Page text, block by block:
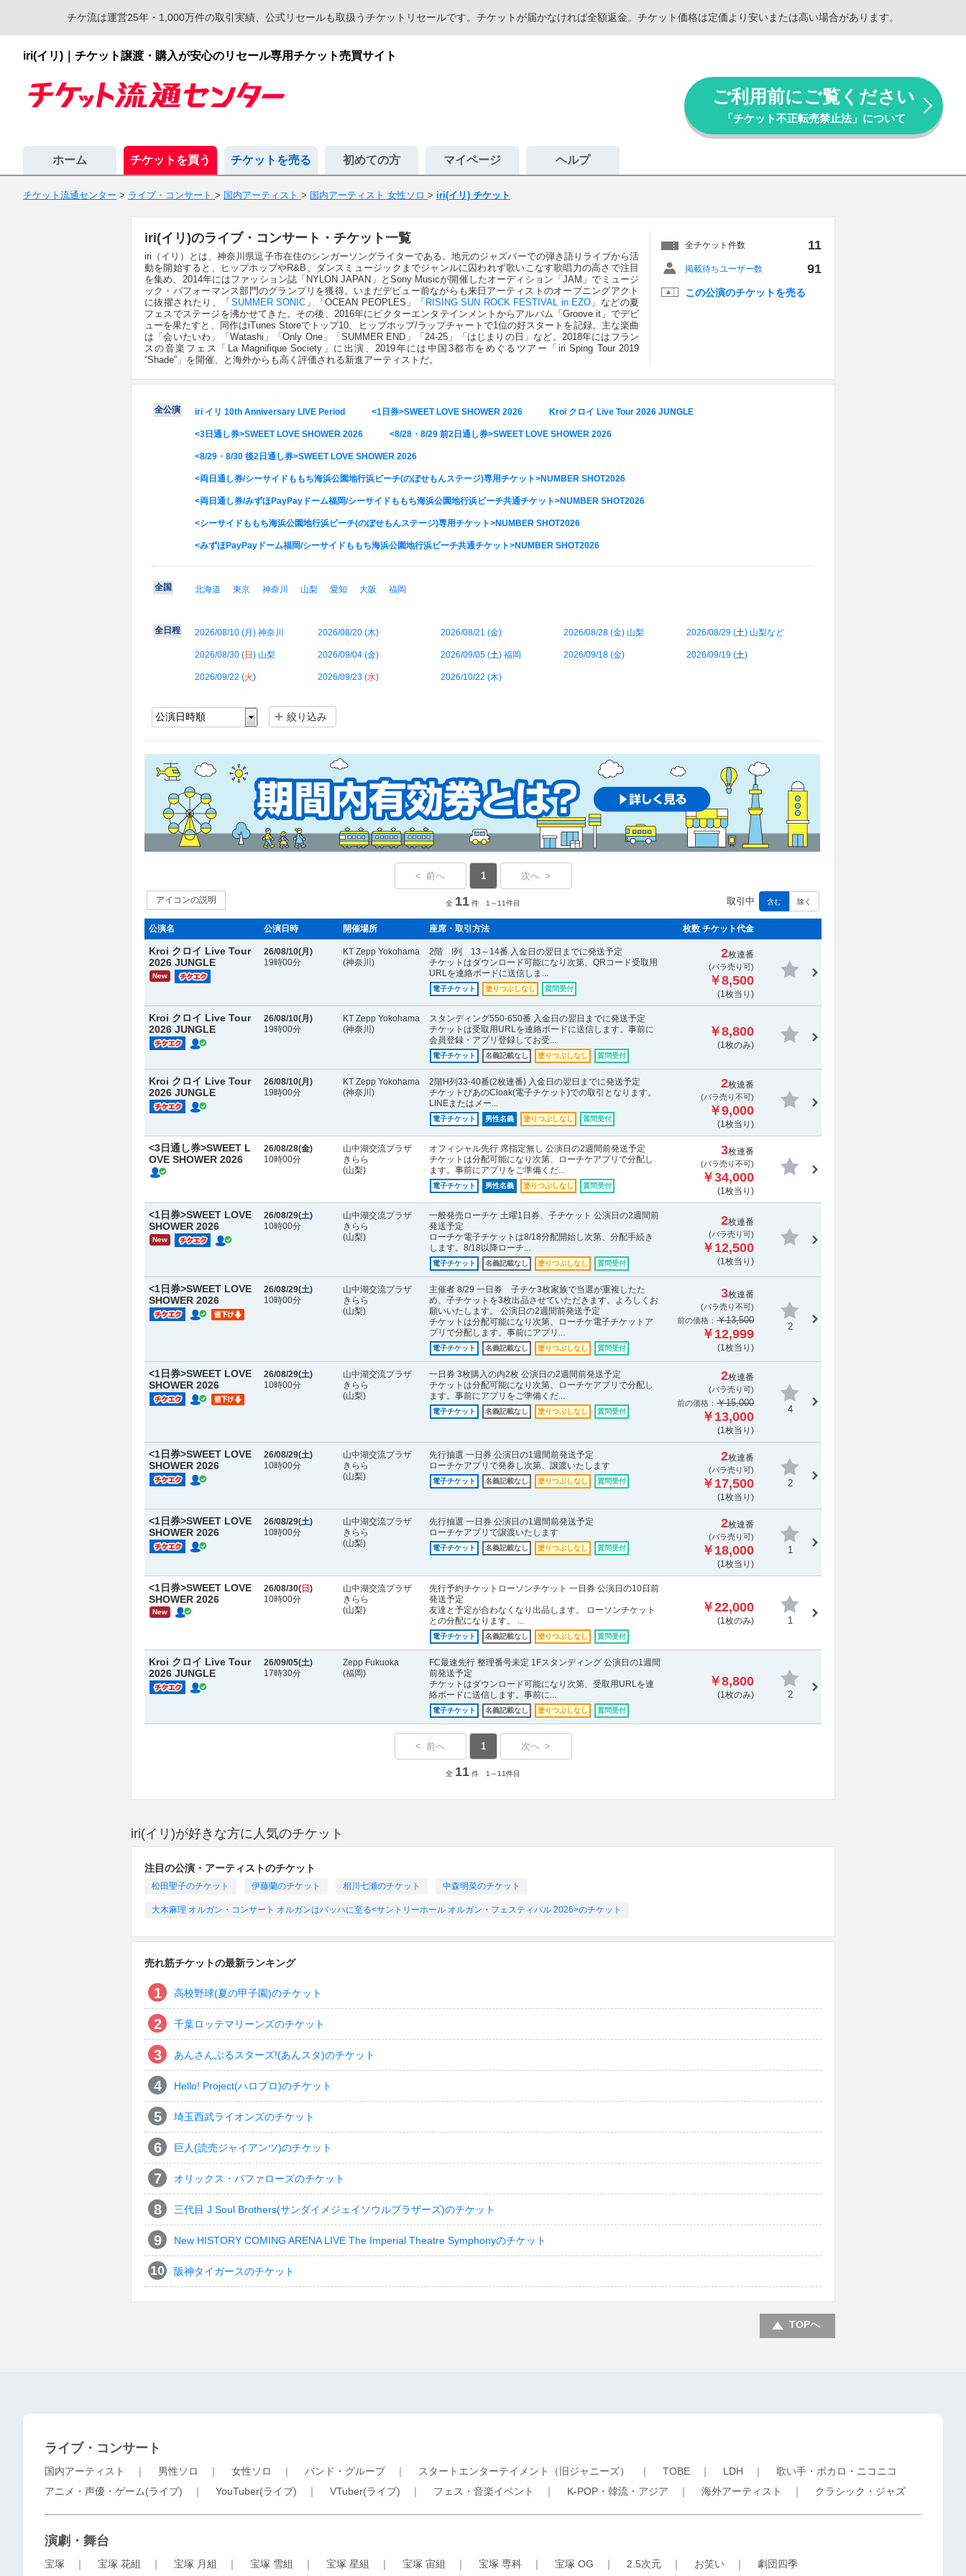
チケ流は運営25年・1,000万件の取引実績、公式リセールも取扱うチケットリセールです。チケットが届かなければ全額返金。チケット価格は定価より安いまたは高い場合があります。
iri(イリ)｜チケット譲渡・購入が安心のリセール専用チケット売買サイト
ご利用前にご覧ください
「チケット不正転売禁止法」について
ホーム チケットを買う チケットを売る 初めての方 マイページ ヘルプ
チケット流通センター > ライブ・コンサート > 国内アーティスト > 国内アーティスト 女性ソロ > iri(イリ) チケット
iri(イリ)のライブ・コンサート・チケット一覧
iri（イリ）とは、神奈川県逗子市在住のシンガーソングライターである。地元のジャズバーでの弾き語りライブから活
動を開始すると、ヒップホップやR&B、ダンスミュージックまでジャンルに囚われず歌いこなす歌唱力の高さで注目
を集め、2014年にはファッション誌「NYLON JAPAN」とSony Musicが開催したオーディション「JAM」でミュージ
ック・パフォーマンス部門のグランプリを獲得。いまだデビュー前ながらも来日アーティストのオープニングアクト
に抜擢されたり、「 SUMMER SONIC 」「OCEAN PEOPLES」「 RISING SUN ROCK FESTIVAL in EZO 」などの夏
フェスでステージを沸かせてきた。その後、2016年にビクターエンタテインメントからアルバム「Groove it」でデビ
ューを果たすと、同作はiTunes Storeでトップ10、ヒップホップ/ラップチャートで1位の好スタートを記録。主な楽曲
は「会いたいわ」「Watashi」「Only One」「SUMMER END」「24-25」「はじまりの日」など。2018年にはフラン
スの音楽フェス「La Magnifique Society」に出演、2019年には中国3都市をめぐるツアー「iri Sping Tour 2019
“Shade”」を開催、と海外からも高く評価される新進アーティストだ。
全チケット件数 11
掲載待ちユーザー数 91
この公演のチケットを売る
全公演 iri イリ 10th Anniversary LIVE Period <1日券>SWEET LOVE SHOWER 2026 Kroi クロイ Live Tour 2026 JUNGLE
<3日通し券>SWEET LOVE SHOWER 2026 <8/28・8/29 前2日通し券>SWEET LOVE SHOWER 2026
<8/29・8/30 後2日通し券>SWEET LOVE SHOWER 2026
<両日通し券/シーサイドももち海浜公園地行浜ビーチ(のぼせもんステージ)専用チケット>NUMBER SHOT2026
<両日通し券/みずほPayPayドーム福岡/シーサイドももち海浜公園地行浜ビーチ共通チケット>NUMBER SHOT2026
<シーサイドももち海浜公園地行浜ビーチ(のぼせもんステージ)専用チケット>NUMBER SHOT2026
<みずほPayPayドーム福岡/シーサイドももち海浜公園地行浜ビーチ共通チケット>NUMBER SHOT2026
全国 北海道 東京 神奈川 山梨 愛知 大阪 福岡
全日程 2026/08/10 (月 ) 神奈川 2026/08/20 (木) 2026/08/21 (金) 2026/08/28 (金) 山梨 2026/08/29 (土) 山梨など
2026/08/30 (日 ) 山梨 2026/09/04 (金) 2026/09/05 (土) 福岡 2026/09/18 (金) 2026/09/19 (土)
2026/09/22 (火) 2026/09/23 (水) 2026/10/22 (木)
絞り込み
アイコンの説明 取引中 含む 除く
< 前へ 1 次へ >
全 11 件 1～11件目
公演名 公演日時 開催場所 座席・取引方法 枚数 チケット代金
Kroi クロイ Live Tour
2026 JUNGLE
New
26/08/10(月 )
19時00分
KT Zepp Yokohama
(神奈川)
2階 I列 13～14番 入金日の翌日までに発送予定
チケットはダウンロード可能になり次第、QRコード受取用
URLを連絡ボードに送信しま...
電子チケット 塗りつぶしなし 質問受付
2枚連番
(バラ売り可)
￥8,500
(1枚当り)
Kroi クロイ Live Tour
2026 JUNGLE
26/08/10(月 )
19時00分
KT Zepp Yokohama
(神奈川)
スタンディング550-650番 入金日の翌日までに発送予定
チケットは受取用URLを連絡ボードに送信します。事前に
会員登録・アプリ登録してお受...
電子チケット 名義記載なし 塗りつぶしなし 質問受付
￥8,800
(1枚のみ)
Kroi クロイ Live Tour
2026 JUNGLE
26/08/10(月 )
19時00分
KT Zepp Yokohama
(神奈川)
2階H列33-40番(2枚連番) 入金日の翌日までに発送予定
チケットぴあのCloak(電子チケット)での取引となります。
LINEまたはメー...
電子チケット 男性名義 塗りつぶしなし 質問受付
2枚連番
(バラ売り不可)
￥9,000
(1枚当り)
<3日通し券>SWEET L
OVE SHOWER 2026
26/08/28(金)
10時00分
山中湖交流プラザ
きらら
(山梨)
オフィシャル先行 席指定無し 公演日の2週間前発送予定
チケットは分配可能になり次第、ローチケアプリで分配し
ます。事前にアプリをご準備くだ...
電子チケット 男性名義 塗りつぶしなし 質問受付
3枚連番
(バラ売り不可)
￥34,000
(1枚当り)
<1日券>SWEET LOVE
SHOWER 2026
New
26/08/29(土)
10時00分
山中湖交流プラザ
きらら
(山梨)
一般発売ローチケ 土曜1日券、子チケット 公演日の2週間前
発送予定
ローチケ電子チケットは8/18分配開始し次第、分配手続き
します。8/18以降ローチ...
電子チケット 名義記載なし 塗りつぶしなし 質問受付
2枚連番
(バラ売り可)
￥12,500
(1枚当り)
<1日券>SWEET LOVE
SHOWER 2026
26/08/29(土)
10時00分
山中湖交流プラザ
きらら
(山梨)
主催者 8/29 一日券 子チケ3枚家族で当選が重複したた
め、子チケットを3枚出品させていただきます。よろしくお
願いいたします。 公演日の2週間前発送予定
チケットは分配可能になり次第、ローチケ電子チケットア
プリで分配します。事前にアプリ...
電子チケット 名義記載なし 塗りつぶしなし 質問受付
3枚連番
(バラ売り不可)
前の価格： ￥13,500
￥12,999
(1枚当り)
2
<1日券>SWEET LOVE
SHOWER 2026
26/08/29(土)
10時00分
山中湖交流プラザ
きらら
(山梨)
一日券 3枚購入の内2枚 公演日の2週間前発送予定
チケットは分配可能になり次第、ローチケアプリで分配し
ます。事前にアプリをご準備くだ...
電子チケット 名義記載なし 塗りつぶしなし 質問受付
2枚連番
(バラ売り可)
前の価格： ￥15,000
￥13,000
(1枚当り)
4
<1日券>SWEET LOVE
SHOWER 2026
26/08/29(土)
10時00分
山中湖交流プラザ
きらら
(山梨)
先行抽選 一日券 公演日の1週間前発送予定
ローチケアプリで発券し次第、譲渡いたします
電子チケット 名義記載なし 塗りつぶしなし 質問受付
2枚連番
(バラ売り可)
￥17,500
(1枚当り)
2
<1日券>SWEET LOVE
SHOWER 2026
26/08/29(土)
10時00分
山中湖交流プラザ
きらら
(山梨)
先行抽選 一日券 公演日の1週間前発送予定
ローチケアプリで譲渡いたします
電子チケット 名義記載なし 塗りつぶしなし 質問受付
2枚連番
(バラ売り可)
￥18,000
(1枚当り)
1
<1日券>SWEET LOVE
SHOWER 2026
New
26/08/30( 日 )
10時00分
山中湖交流プラザ
きらら
(山梨)
先行予約チケットローソンチケット 一日券 公演日の10日前
発送予定
友達と予定が合わなくなり出品します。 ローソンチケット
との分配になります。 ...
電子チケット 名義記載なし 塗りつぶしなし 質問受付
￥22,000
(1枚のみ) 1
Kroi クロイ Live Tour
2026 JUNGLE
26/09/05(土)
17時30分
Zepp Fukuoka
(福岡)
FC最速先行 整理番号未定 1Fスタンディング 公演日の1週間
前発送予定
チケットはダウンロード可能になり次第、受取用URLを連
絡ボードに送信します。事前に...
電子チケット 名義記載なし 塗りつぶしなし 質問受付
￥8,800
(1枚のみ) 2
< 前へ 1 次へ >
全 11 件 1～11件目
iri(イリ)が好きな方に人気のチケット
注目の公演・アーティストのチケット
松田聖子のチケット 伊藤蘭のチケット 相川七瀬のチケット 中森明菜のチケット
大木麻理 オルガン・コンサート オルガンはバッハに至る<サントリーホール オルガン・フェスティバル 2026>のチケット
売れ筋チケットの最新ランキング
高校野球(夏の甲子園)のチケット
千葉ロッテマリーンズのチケット
あんさんぶるスターズ!(あんスタ)のチケット
Hello! Project(ハロプロ)のチケット
埼玉西武ライオンズのチケット
巨人(読売ジャイアンツ)のチケット
オリックス・バファローズのチケット
三代目 J Soul Brothers(サンダイメジェイソウルブラザーズ)のチケット
New HISTORY COMING ARENA LIVE The Imperial Theatre Symphonyのチケット
阪神タイガースのチケット
TOPへ
ライブ・コンサート
国内アーティスト ｜ 男性ソロ ｜ 女性ソロ ｜ バンド・グループ｜ スタートエンターテイメント（旧ジャニーズ） ｜ TOBE ｜ LDH ｜ 歌い手・ボカロ・ニコニコ
アニメ・声優・ゲーム(ライブ) ｜ YouTuber(ライブ) ｜ VTuber(ライブ) ｜ フェス・音楽イベント ｜ K-POP・韓流・アジア ｜ 海外アーティスト ｜ クラシック・ジャズ
演劇・舞台
宝塚 ｜ 宝塚 花組 ｜ 宝塚 月組 ｜ 宝塚 雪組 ｜ 宝塚 星組 ｜ 宝塚 宙組 ｜ 宝塚 専科 ｜ 宝塚 OG ｜ 2.5次元 ｜ お笑い ｜ 劇団四季